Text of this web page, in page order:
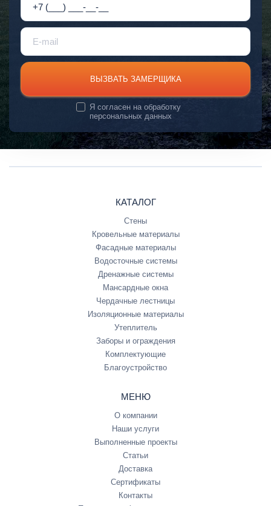
ВЫЗВАТЬ ЗАМЕРЩИКА
Я согласен наобработку
персональных данных
КАТАЛОГ
Стены
Кровельные материалы
Фасадные материалы
Водосточные системы
Дренажные системы
Мансардные окна
Чердачные лестницы
Изоляционные материалы
Утеплитель
Заборы и ограждения
Комплектующие
Благоустройство
МЕНЮ
О компании
Наши услуги
Выполненные проекты
Статьи
Доставка
Сертификаты
Контакты